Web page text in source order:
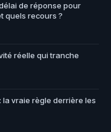
de réponse pour
quels recours ?
réelle qui tranche
la vraie règle derrière les